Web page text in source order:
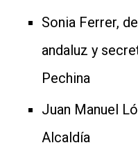
Sonia Ferrer,
andaluz y
Pechina
Juan Manuel
Alcaldía